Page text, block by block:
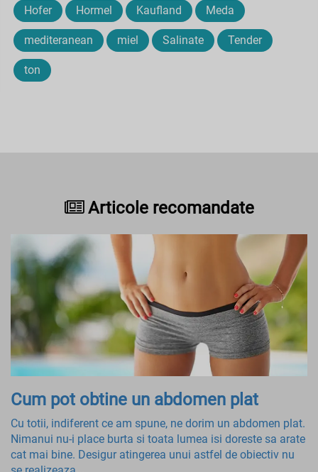
Hofer Hormel Kaufland Meda
mediteranean miel Salinate Tender
ton
Articole recomandate
Cum pot obtine un abdomen plat
Cu totii, indiferent ce am spune, ne dorim un abdomen plat.
Nimanui nu-i place burta si toata lumea isi doreste sa arate
cat mai bine. Desigur atingerea unui astfel de obiectiv nu